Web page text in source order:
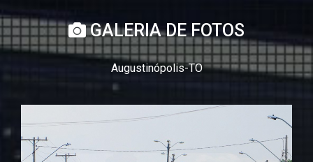
GALERIA DE FOTOS
Augustinópolis-TO